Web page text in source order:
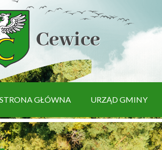
STRONA GŁÓWNA URZĄD GMINY